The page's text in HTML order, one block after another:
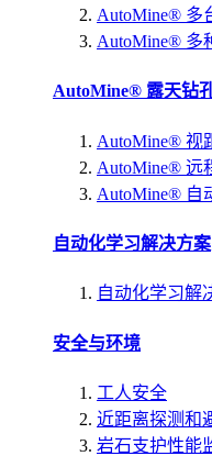
AutoMine® 多
AutoMine® 多
AutoMine® 露天钻
AutoMine® 视
AutoMine® 远
AutoMine® 自
自动化学习解决方案
自动化学习解
安全与环境
工人安全
近距离探测和
岩石支护性能